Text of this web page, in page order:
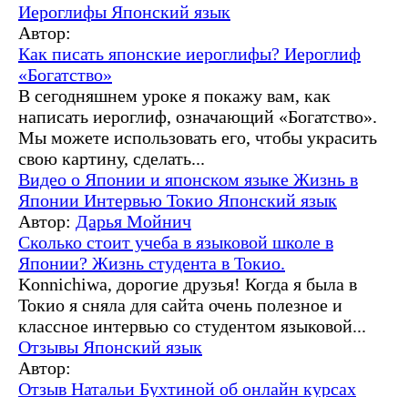
Иероглифы Японский язык
Автор:
Как писать японские иероглифы? Иероглиф
«Богатство»
В сегодняшнем уроке я покажу вам, как
написать иероглиф, означающий «Богатство».
Мы можете использовать его, чтобы украсить
свою картину, сделать...
Видео о Японии и японском языке Жизнь в
Японии Интервью Токио Японский язык
Автор: Дарья Мойнич
Сколько стоит учеба в языковой школе в
Японии? Жизнь студента в Токио.
Konnichiwa, дорогие друзья! Когда я была в
Токио я сняла для сайта очень полезное и
классное интервью со студентом языковой...
Отзывы Японский язык
Автор:
Отзыв Натальи Бухтиной об онлайн курсах